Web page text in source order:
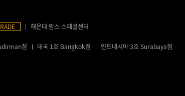
해운대 람스 스페셜센터
점 태국 1호 Bangkok점 인도네시아 3호 Surabaya점